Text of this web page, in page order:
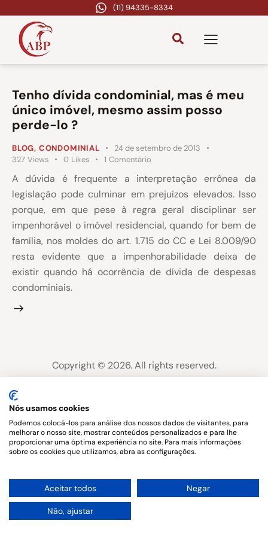
(11) 94335-8334
Tenho dívida condominial, mas é meu
único imóvel, mesmo assim posso
perde-lo ?
BLOG, CONDOMINIAL
24 de setembro de 2013
327 Views 0 Likes 1 Comentário
A dúvida é frequente a interpretação errônea da
legislação pode culminar em prejuízos elevados. Isso
porque, em que pese à regra geral disciplinar ser
impenhorável o imóvel residencial, quando for bem de
família, nos moldes do art. 1.715 do CC e Lei 8.009/90
resta evidente que a impenhorabilidade deixa de
existir quando há ocorrência de dívida de despesas
condominiais.
Copyright © 2026. All rights reserved.
Nós usamos cookies
Podemos colocá-los para análise dos nossos dados de visitantes, para
melhorar o nosso site, mostrar conteúdos personalizados e para lhe
proporcionar uma óptima experiência no site. Para mais informações
sobre os cookies que utilizamos, abra as configurações.
Aceitar todos Negar
Não, ajustar